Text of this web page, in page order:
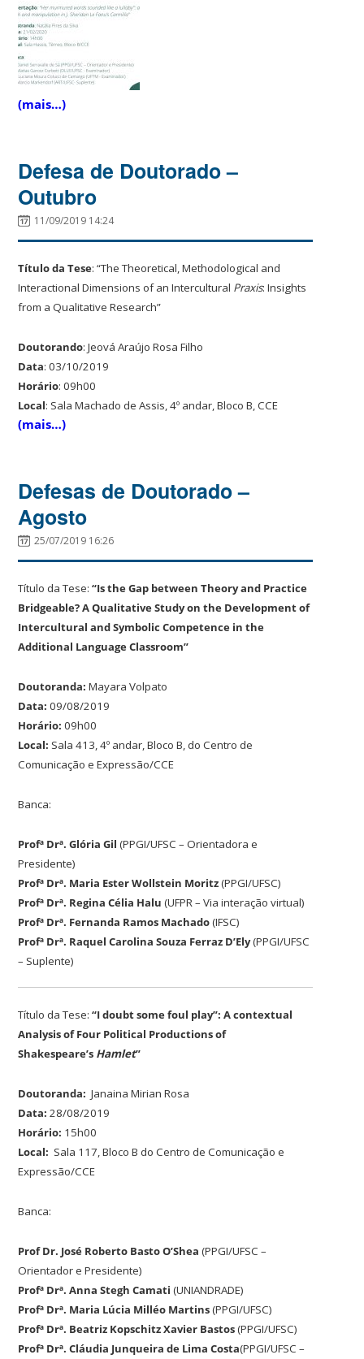
(mais…)
Defesa de Doutorado –
Outubro
11/09/2019 14:24
Título da Tese: “The Theoretical, Methodological and
Interactional Dimensions of an Intercultural Praxis: Insights
from a Qualitative Research”
Doutorando: Jeová Araújo Rosa Filho
Data: 03/10/2019
Horário: 09h00
Local: Sala Machado de Assis, 4º andar, Bloco B, CCE
(mais…)
Defesas de Doutorado –
Agosto
25/07/2019 16:26
Título da Tese:“Is the Gap between Theory and Practice
Bridgeable? A Qualitative Study on the Development of
Intercultural and Symbolic Competence in the
Additional Language Classroom”
Doutoranda:Mayara Volpato
Data: 09/08/2019
Horário:09h00
Local: Sala 413, 4º andar, Bloco B, do Centro de
Comunicação e Expressão/CCE
Banca:
Profª Drª. Glória Gil(PPGI/UFSC – Orientadora e
Presidente)
Profª Drª. Maria Ester Wollstein Moritz(PPGI/UFSC)
Profª Drª. Regina Célia Halu(UFPR – Via interação virtual)
Profª Drª. Fernanda Ramos Machado(IFSC)
Profª Drª. Raquel Carolina Souza Ferraz D’Ely(PPGI/UFSC
– Suplente)
Título da Tese:“I doubt some foul play”: A contextual
Analysis of Four Political Productions of
Shakespeare’s Hamlet”
Doutoranda:Janaina Mirian Rosa
Data: 28/08/2019
Horário: 15h00
Local: Sala 117, Bloco B do Centro de Comunicação e
Expressão/CCE
Banca:
Prof Dr. José Roberto Basto O’Shea(PPGI/UFSC –
Orientador e Presidente)
Profª Drª. Anna Stegh Camati(UNIANDRADE)
Profª Drª. Maria Lúcia Milléo Martins(PPGI/UFSC)
Profª Drª. Beatriz Kopschitz Xavier Bastos(PPGI/UFSC)
Profª Drª. Cláudia Junqueira de Lima Costa(PPGI/UFSC –